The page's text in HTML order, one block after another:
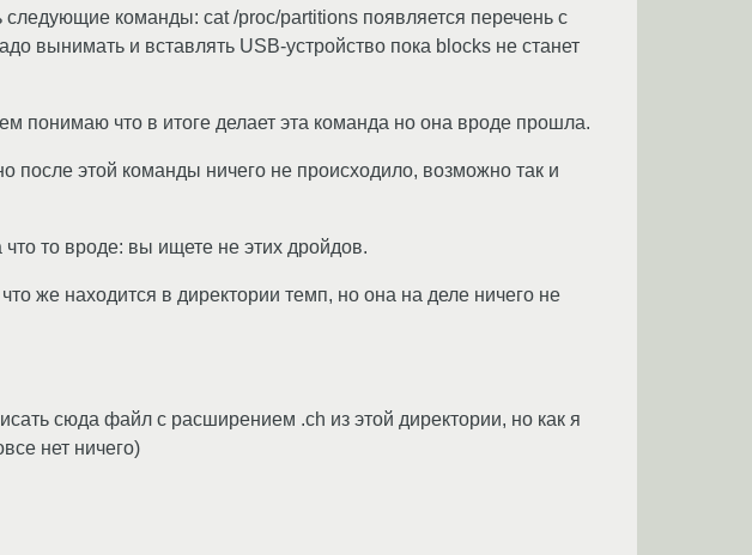
команды: cat /proc/partitions появляется перечень с
вынимать и вставлять USB-устройство пока blocks не станет
понимаю что в итоге делает эта команда но она вроде прошла.
после этой команды ничего не происходило, возможно так и
то вроде: вы ищете не этих дройдов.
же находится в директории темп, но она на деле ничего не
сюда файл с расширением .ch из этой директории, но как я
нет ничего)